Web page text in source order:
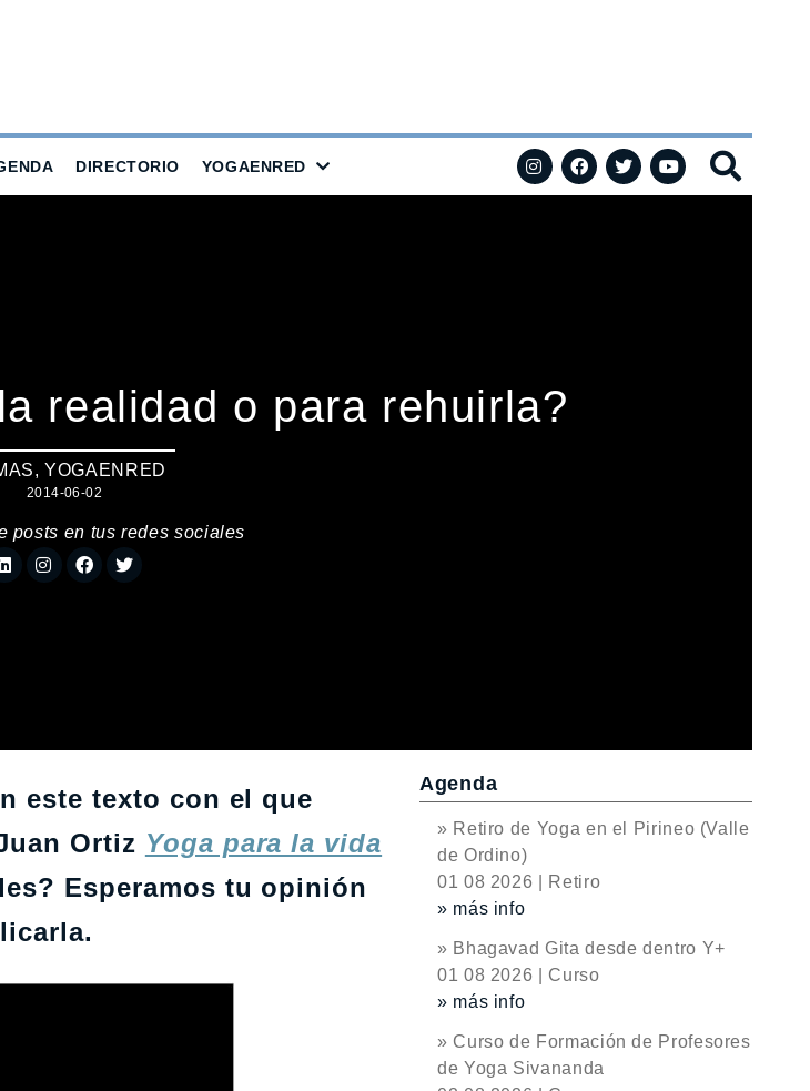
DIRECTORIO YOGAENRED
realidad o para rehuirla?
,YOGAENRED
2014-06-02
posts en tus redes sociales
este texto con el que
Ortiz Yoga para la vida
Esperamos tu opinión
Agenda
» Retiro de Yoga en el Pirineo (Valle
de Ordino)
01 08 2026 | Retiro
» más info
» Bhagavad Gita desde dentro Y+
01 08 2026 | Curso
» más info
» Curso de Formación de Profesores
de Yoga Sivananda